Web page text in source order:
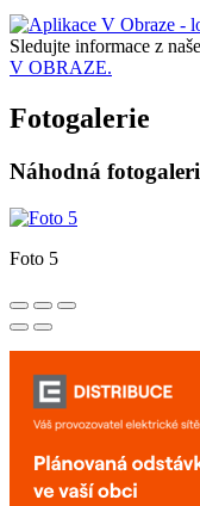
Sledujte informace z
V OBRAZE.
Fotogalerie
Náhodná
Foto 5